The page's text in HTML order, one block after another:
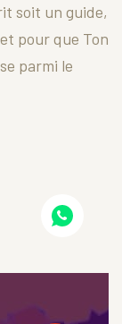
soit un guide,
pour que Ton
parmi le